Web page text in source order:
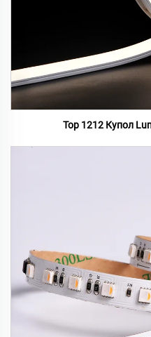
Top 1212 Купол